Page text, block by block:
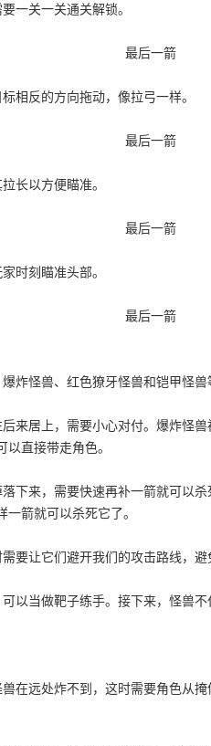
一关一关通关解锁。
相反的方向拖动，像拉弓一样。
长以方便瞄准。
时刻瞄准头部。
炸怪兽、红色獠牙怪兽和铠甲怪兽
来居上，需要小心对付。爆炸怪
直接带走角色。
下来，需要快速再补一箭就可以
箭就可以杀死它了。
要让它们避开我们的攻击路线，避
以当做靶子练手。接下来，怪兽
兽在远处炸不到，这时需要角色从